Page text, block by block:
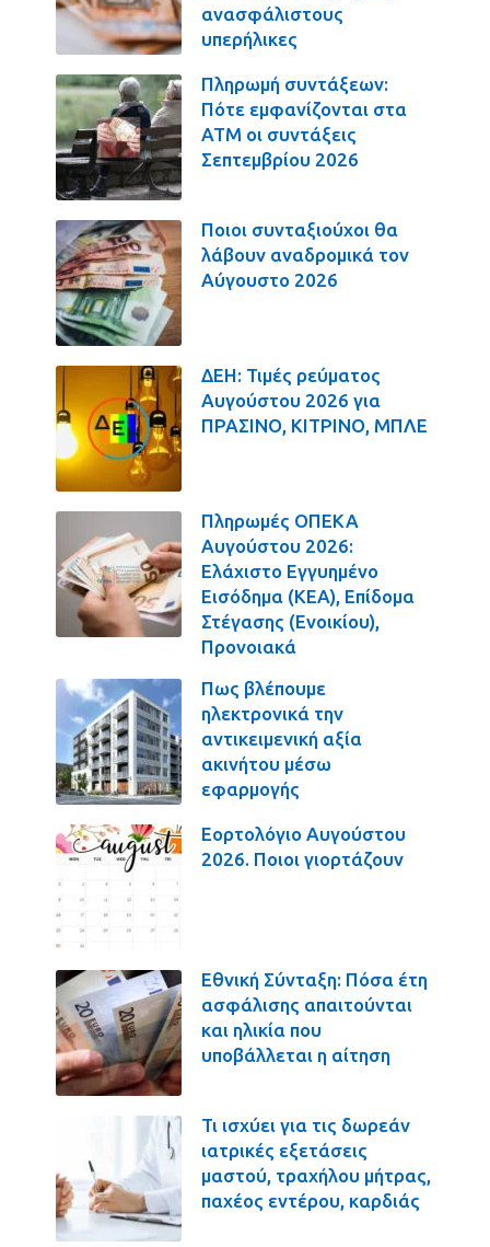
ανασφάλιστους
υπερήλικες
Πληρωμή συντάξεων:
Πότε εμφανίζονται στα
ΑΤΜ οι συντάξεις
Σεπτεμβρίου 2026
Ποιοι συνταξιούχοι θα
λάβουν αναδρομικά τον
Αύγουστο 2026
ΔΕΗ: Τιμές ρεύματος
Αυγούστου 2026 για
ΠΡΑΣΙΝΟ, ΚΙΤΡΙΝΟ, ΜΠΛΕ
Πληρωμές ΟΠΕΚΑ
Αυγούστου 2026:
Ελάχιστο Εγγυημένο
Εισόδημα (ΚΕΑ), Επίδομα
Στέγασης (Ενοικίου),
Προνοιακά
Πως βλέπουμε
ηλεκτρονικά την
αντικειμενική αξία
ακινήτου μέσω
εφαρμογής
Εορτολόγιο Αυγούστου
2026. Ποιοι γιορτάζουν
Εθνική Σύνταξη: Πόσα έτη
ασφάλισης απαιτούνται
και ηλικία που
υποβάλλεται η αίτηση
Τι ισχύει για τις δωρεάν
ιατρικές εξετάσεις
μαστού, τραχήλου μήτρας,
παχέος εντέρου, καρδιάς